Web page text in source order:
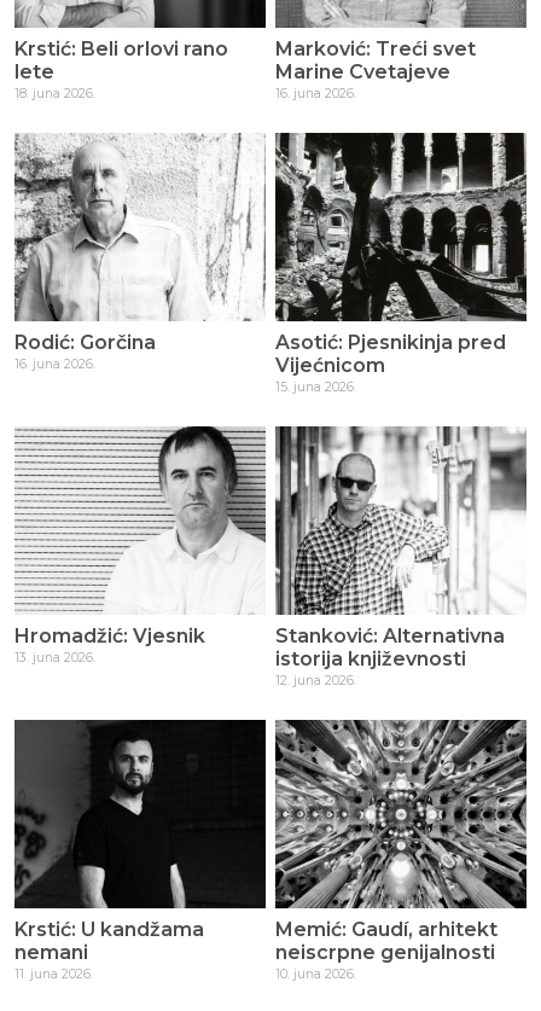
Krstić: Beli orlovi rano
lete
18. juna 2026.
Marković: Treći svet
Marine Cvetajeve
16. juna 2026.
Rodić: Gorčina
16. juna 2026.
Asotić: Pjesnikinja pred
Vijećnicom
15. juna 2026.
Hromadžić: Vjesnik
13. juna 2026.
Stanković: Alternativna
istorija književnosti
12. juna 2026.
Krstić: U kandžama
nemani
11. juna 2026.
Memić: Gaudí, arhitekt
neiscrpne genijalnosti
10. juna 2026.